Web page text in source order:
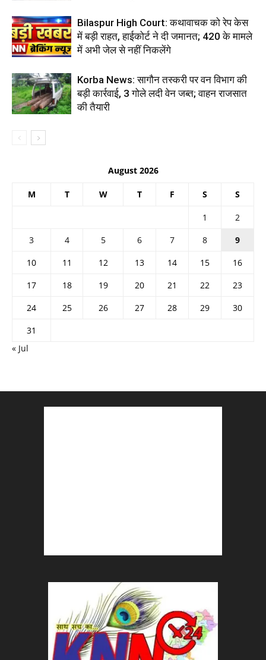
Bilaspur High Court: कथावाचक को रेप केस
में बड़ी राहत, हाईकोर्ट ने दी जमानत; 420 के मामले
में अभी जेल से नहीं निकलेंगे
Korba News: सागौन तस्करी पर वन विभाग की
बड़ी कार्रवाई, 3 गोले लदी वेन जब्त; वाहन राजसात
की तैयारी
August 2026
M T W T F S S
1
2
3
4 5 6 7 8
9
10
11 12 13 14 15
16
17
18 19 20 21 22
23
24
25 26 27 28 29
30
31
« Jul